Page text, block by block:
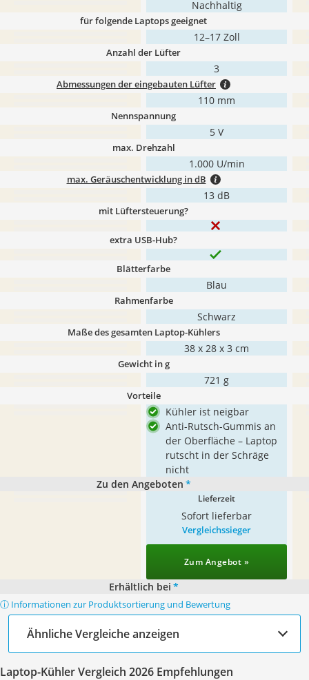
Nachhaltig
für folgende Laptops geeignet
12–17 Zoll
Anzahl der Lüfter
3
Abmessungen der eingebauten Lüfter
110 mm
Nennspannung
5 V
max. Drehzahl
1.000 U/min
max. Geräuschentwicklung in dB
13 dB
mit Lüftersteuerung?
extra USB-Hub?
Blätterfarbe
Blau
Rahmenfarbe
Schwarz
Maße des gesamten Laptop-Kühlers
38 x 28 x 3 cm
Gewicht in g
721 g
Vorteile
Kühler ist neigbar
Anti-Rutsch-Gummis an
der Oberfläche – Laptop
rutscht in der Schräge
nicht
Zu den Angeboten *
Lieferzeit
Sofort lieferbar
Vergleichssieger
Zum Angebot »
Erhältlich bei *
ⓘ Informationen zur Produktsortierung und Bewertung
Ähnliche Vergleiche anzeigen
Laptop-Kühler Vergleich 2026 Empfehlungen